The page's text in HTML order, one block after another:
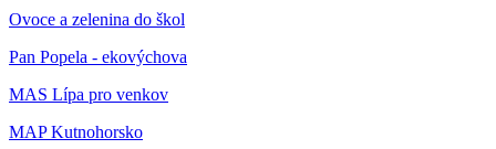
Ovoce a zelenina do škol
Pan Popela - ekovýchova
MAS Lípa pro venkov
MAP Kutnohorsko